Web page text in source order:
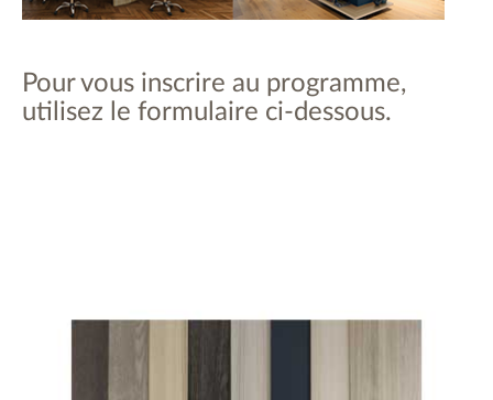
Pour vous inscrire au programme,
utilisez le formulaire ci-dessous.